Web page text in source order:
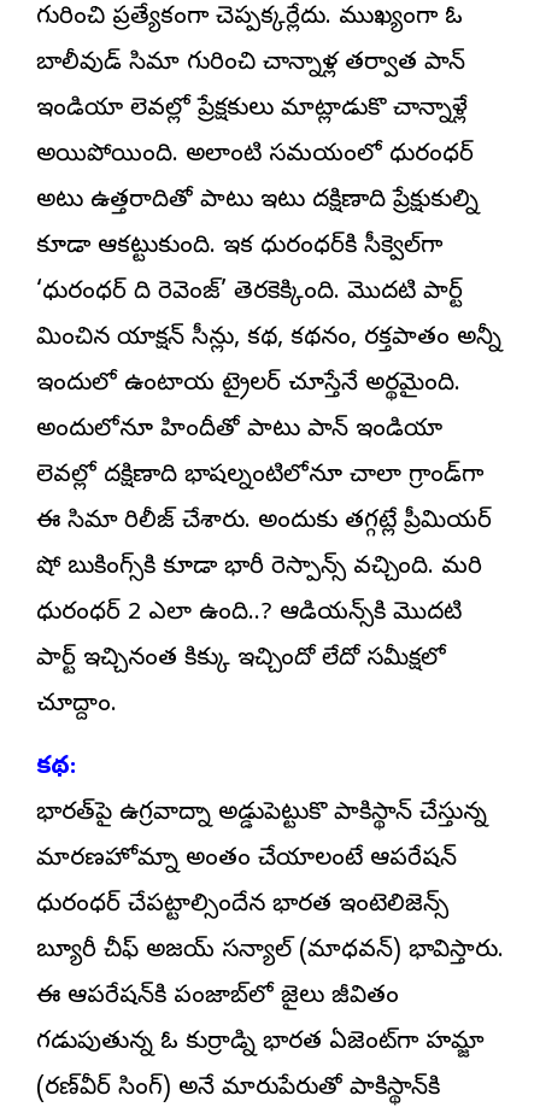
గురించి ప్రత్యేకంగా చెప్పక్కర్లేదు. ముఖ్యంగా ఓ
బాలీవుడ్ సినిమా గురించి చాన్నాళ్ల తర్వాత పాన్
ఇండియా లెవల్లో ప్రేక్షకులు మాట్లాడుకొని చాన్నాళ్లే
అయిపోయింది. అలాంటి సమయంలో ధురంధర్
అటు ఉత్తరాదితో పాటు ఇటు దక్షిణాది ప్రేక్షుకుల్ని
కూడా ఆకట్టుకుంది. ఇక ధురంధర్‌కి సీక్వెల్‌గా
‘ధురంధర్ ది రెవెంజ్’ తెరకెక్కింది. మొదటి పార్ట్‌ని
మించిన యాక్షన్ సీన్లు, కథ, కథనం, రక్తపాతం అన్నీ
ఇందులో ఉంటాయని ట్రైలర్ చూస్తేనే అర్థమైంది.
అందులోనూ హిందీతో పాటు పాన్ ఇండియా
లెవల్లో దక్షిణాది భాషలన్నింటిలోనూ చాలా గ్రాండ్‌గా
ఈ సినిమాని రిలీజ్ చేశారు. అందుకు తగ్గట్లే ప్రీమియర్
షో బుకింగ్స్‌కి కూడా భారీ రెస్పాన్స్ వచ్చింది. మరి
ధురంధర్ 2 ఎలా ఉంది..? ఆడియన్స్‌కి మొదటి
పార్ట్ ఇచ్చినంత కిక్కు ఇచ్చిందో లేదో సమీక్షలో
చూద్దాం.
కథ:
భారత్‌పై ఉగ్రవాదాన్ని అడ్డుపెట్టుకొని పాకిస్థాన్ చేస్తున్న
మారణహోమాన్ని అంతం చేయాలంటే ఆపరేషన్
ధురంధర్ చేపట్టాల్సిందేనని భారత ఇంటెలిజెన్స్
బ్యూరీ చీఫ్ అజయ్ సన్యాల్ (మాధవన్) భావిస్తారు.
ఈ ఆపరేషన్‌కి పంజాబ్‌లో జైలు జీవితం
గడుపుతున్న ఓ కుర్రాడ్ని భారత ఏజెంట్‌గా హమ్జా
(రణ్‌వీర్ సింగ్) అనే మారుపేరుతో పాకిస్థాన్‌కి